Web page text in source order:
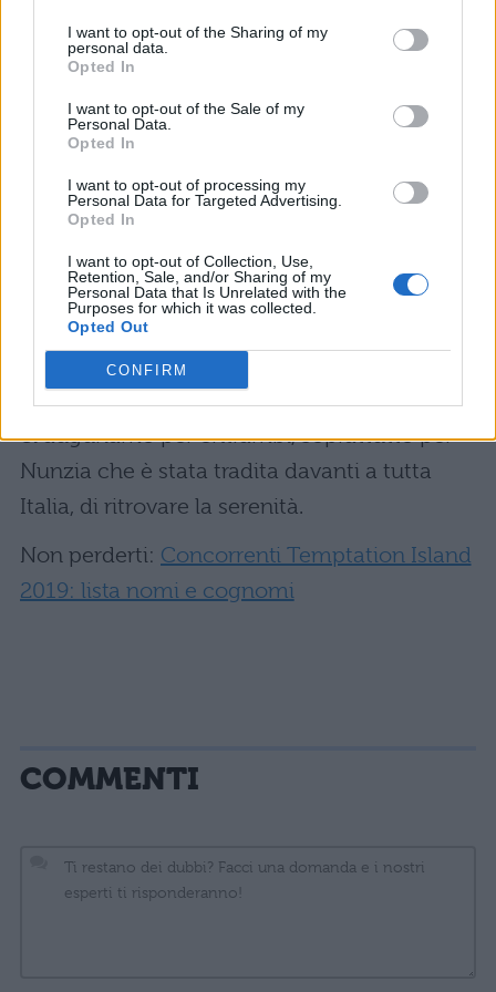
I want to opt-out of the Sharing of my
personal data.
Opted In
I want to opt-out of the Sale of my
Personal Data.
Opted In
I want to opt-out of processing my
Personal Data for Targeted Advertising.
Opted In
I want to opt-out of Collection, Use,
Retention, Sale, and/or Sharing of my
Personal Data that Is Unrelated with the
Purposes for which it was collected.
Opted Out
CONFIRM
questi 13 anni di relazione possano essere
finiti così. Al contempo, però, è consapevole
che se Arcangelo è quello che ha visto in
quel video, mentre tentava di baciare un’altra
donna, lei non lo vuole più e sostiene di
meritare molto di meglio. Ha dichiarato di
aver fatto molta fatica, una volta tornata a
casa, a raccontare la verità a tutti perché
raccontarla agli altri vuol dire prenderne
coscienza e accettarla. A quanto pare,
quindi, i due non sono tornati insieme e noi
ci auguriamo per entrambi, soprattutto per
Nunzia che è stata tradita davanti a tutta
Italia, di ritrovare la serenità.
Non perderti: Concorrenti Temptation Island
2019: lista nomi e cognomi
COMMENTI